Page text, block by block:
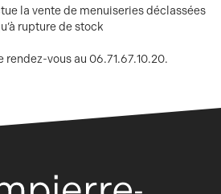
la vente de menuiseries déclassées
rupture de stock
rendez-vous au 06.71.67.10.20.